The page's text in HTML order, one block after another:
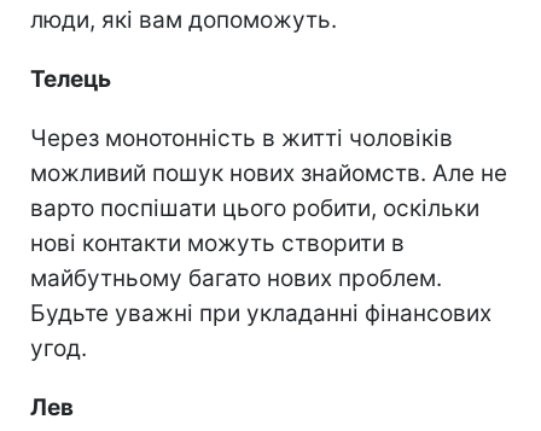
люди, які вам допоможуть.
Телець
Через монотонність в житті чоловіків
можливий пошук нових знайомств. Але не
варто поспішати цього робити, оскільки
нові контакти можуть створити в
майбутньому багато нових проблем.
Будьте уважні при укладанні фінансових
угод.
Лев